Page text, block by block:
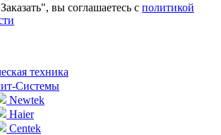
вы соглашаетесь с политикой
техника
Системы
Newtek
Haier
Centek